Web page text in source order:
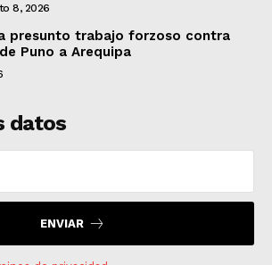
8, 2026
presunto trabajo forzoso contra
Puno a Arequipa
datos
ENVIAR